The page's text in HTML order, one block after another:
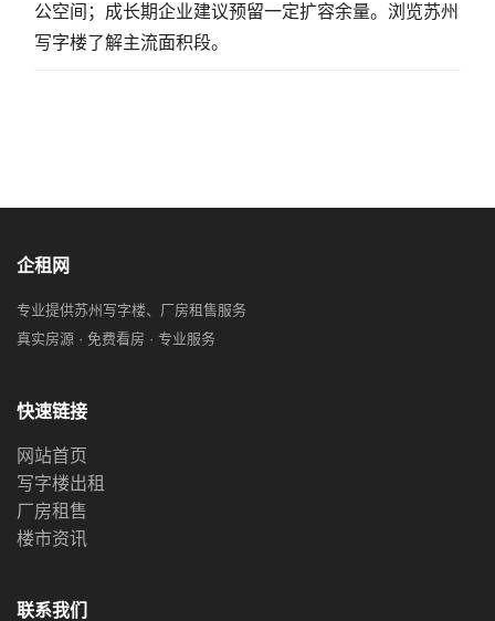
公空间；成长期企业建议预留一定扩容余量。 浏览苏州
写字楼了解主流面积段。
企租网
专业提供苏州写字楼、厂房租售服务
真实房源 · 免费看房 · 专业服务
快速链接
网站首页
写字楼出租
厂房租售
楼市资讯
联系我们